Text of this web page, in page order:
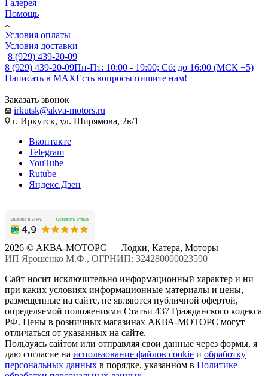
Галерея
Помощь
Условия оплаты
Условия доставки
8 (929) 439-20-09
8 (929) 439-20-09Пн-Пт: 10:00 - 19:00; Сб: до 16:00 (МСК +5)
Написать в MAXЕсть вопросы пишите нам!
Заказать звонок
irkutsk@akva-motors.ru
г. Иркутск, ул. Ширямова, 2в/1
Вконтакте
Telegram
YouTube
Rutube
Яндекс.Дзен
2026 © АКВА-МОТОРС — Лодки, Катера, Моторы
ИП Ярошенко М.Ф., ОГРНИП: 324280000023590
Сайт носит исключительно информационный характер и ни
при каких условиях информационные материалы и цены,
размещенные на сайте, не являются публичной офертой,
определяемой положениями Статьи 437 Гражданского кодекса
РФ. Цены в розничных магазинах АКВА-МОТОРС могут
отличаться от указанных на сайте.
Пользуясь сайтом или отправляя свои данные через формы, я
даю согласие на использование файлов cookie и обработку
персональных данных в порядке, указанном в Политике